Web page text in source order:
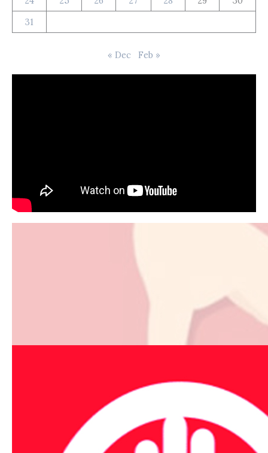
31
« Dec Feb »